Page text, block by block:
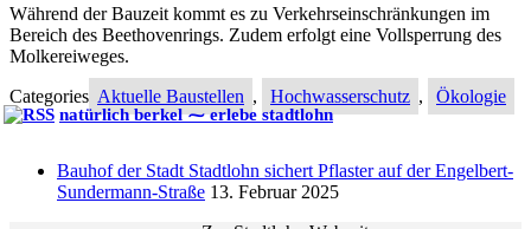
Während der Bauzeit kommt es zu Verkehrseinschränkungen im
Bereich des Beethovenrings. Zudem erfolgt eine Vollsperrung des
Molkereiweges.
Categories Aktuelle Baustellen , Hochwasserschutz , Ökologie
natürlich berkel ⁓ erlebe stadtlohn
Bauhof der Stadt Stadtlohn sichert Pflaster auf der Engelbert-
Sundermann-Straße 13. Februar 2025